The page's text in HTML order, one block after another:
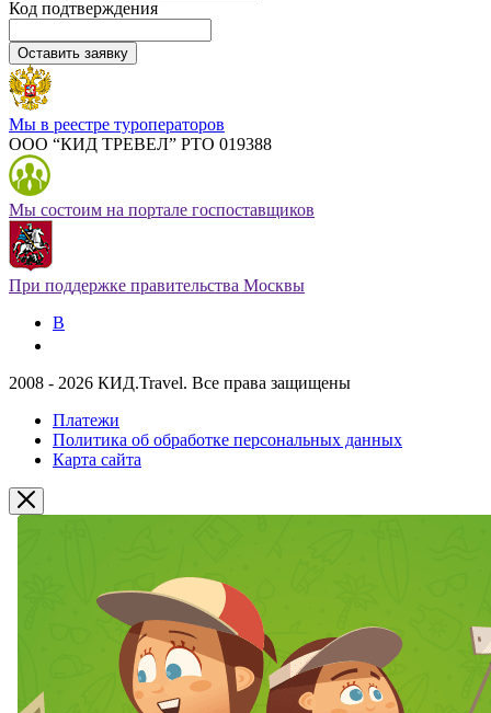
Код подтверждения
Оставить заявку
Мы в реестре туроператоров
ООО “КИД ТРЕВЕЛ” РТО 019388
Мы состоим на портале госпоставщиков
При поддержке правительства Москвы
В
2008 - 2026 КИД.Travel. Все права защищены
Платежи
Политика об обработке персональных данных
Карта сайта